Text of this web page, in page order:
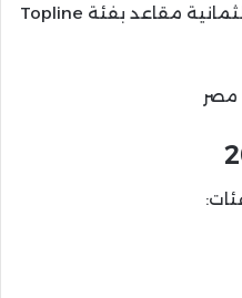
تقدم كيا كارنفال الهجينة ذات الثمانية مقاعد بفئة Topline
مصر